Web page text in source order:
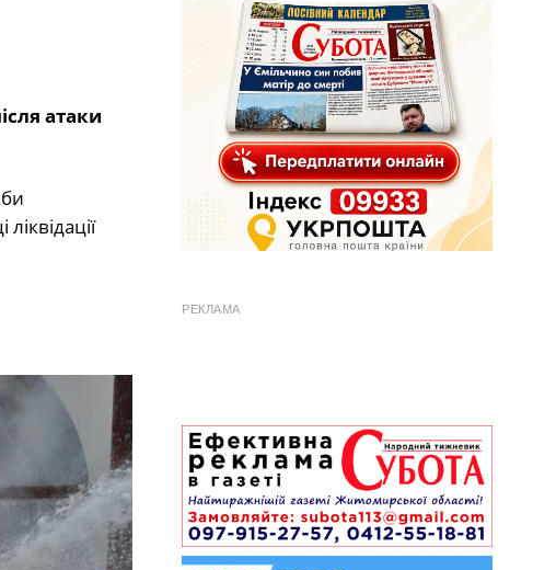
атаки
РЕКЛАМА